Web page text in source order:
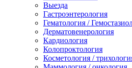
Выезда
Гастроэнтерология
Гематология /
Дерматовенерология
Кардиология
Колопроктология
Косметология /